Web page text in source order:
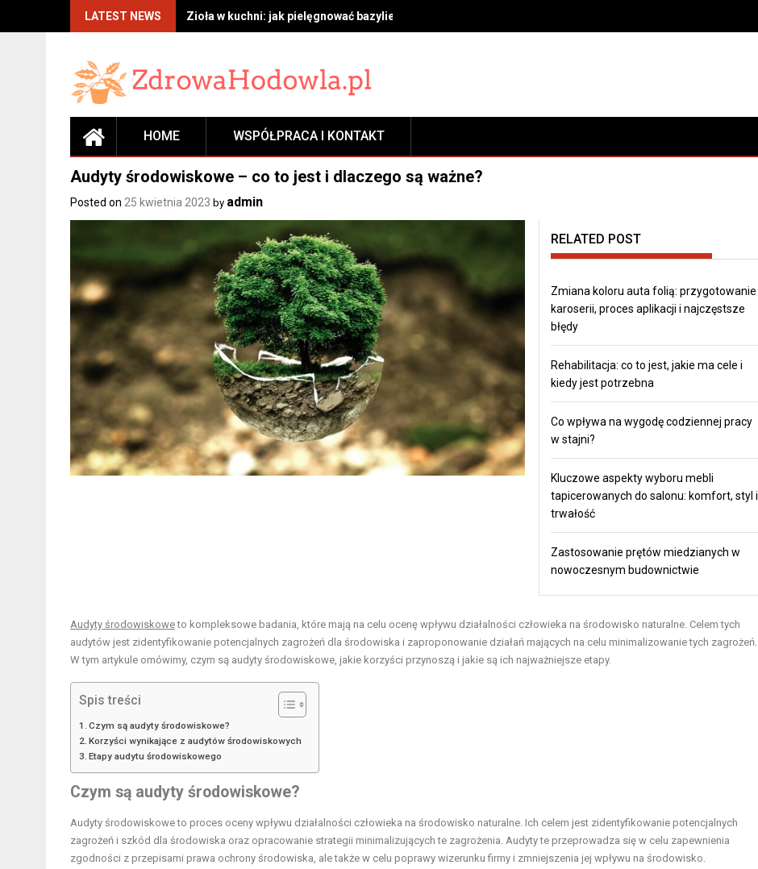
LATEST NEWS Zioła w kuchni: jak pielęgnować bazylie, miętę i rozmaryn, by długo cieszyć się świeżością
HOME WSPÓŁPRACA I KONTAKT
Audyty środowiskowe – co to jest i dlaczego są ważne?
Posted on 25 kwietnia 2023 by admin
RELATED POST
Zmiana koloru auta folią: przygotowanie
karoserii, proces aplikacji i najczęstsze
błędy
Rehabilitacja: co to jest, jakie ma cele i
kiedy jest potrzebna
Co wpływa na wygodę codziennej pracy
w stajni?
Kluczowe aspekty wyboru mebli
tapicerowanych do salonu: komfort, styl i
trwałość
Zastosowanie prętów miedzianych w
nowoczesnym budownictwie
Audyty środowiskoweto kompleksowe badania, które mają na celu ocenę wpływu działalności człowieka na środowisko naturalne. Celem tych
audytów jest zidentyfikowanie potencjalnych zagrożeń dla środowiska i zaproponowanie działań mających na celu minimalizowanie tych zagrożeń.
W tym artykule omówimy, czym są audyty środowiskowe, jakie korzyści przynoszą i jakie są ich najważniejsze etapy.
Spis treści
Czym są audyty środowiskowe?
Korzyści wynikające z audytów środowiskowych
Etapy audytu środowiskowego
Czym są audyty środowiskowe?
Audyty środowiskowe to proces oceny wpływu działalności człowieka na środowisko naturalne. Ich celem jest zidentyfikowanie potencjalnych
zagrożeń i szkód dla środowiska oraz opracowanie strategii minimalizujących te zagrożenia. Audyty te przeprowadza się w celu zapewnienia
zgodności z przepisami prawa ochrony środowiska, ale także w celu poprawy wizerunku firmy i zmniejszenia jej wpływu na środowisko.